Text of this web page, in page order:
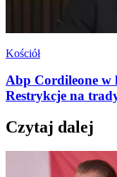
Kościół
Abp Cordileone w
Restrykcje na
Czytaj dalej